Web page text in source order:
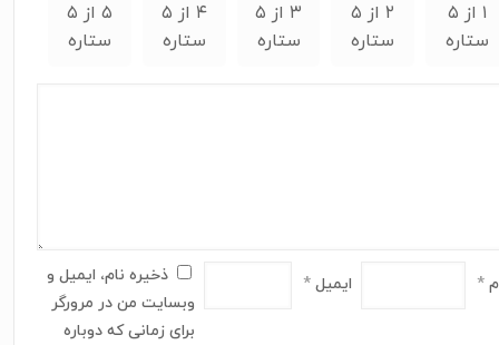
۱ از ۵
ستاره
۲ از ۵
ستاره
۳ از ۵
ستاره
۴ از ۵
ستاره
۵ از ۵
ستاره
* ایمیل*
ذخیره نام، ایمیل و
وبسایت من در مرورگر
برای زمانی که دوباره